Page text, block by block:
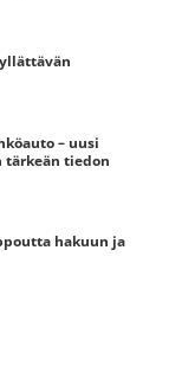
– uusi
tärkeän tiedon
hakuun ja